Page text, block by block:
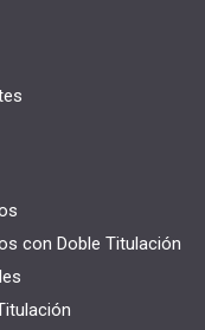
con Doble Titulación